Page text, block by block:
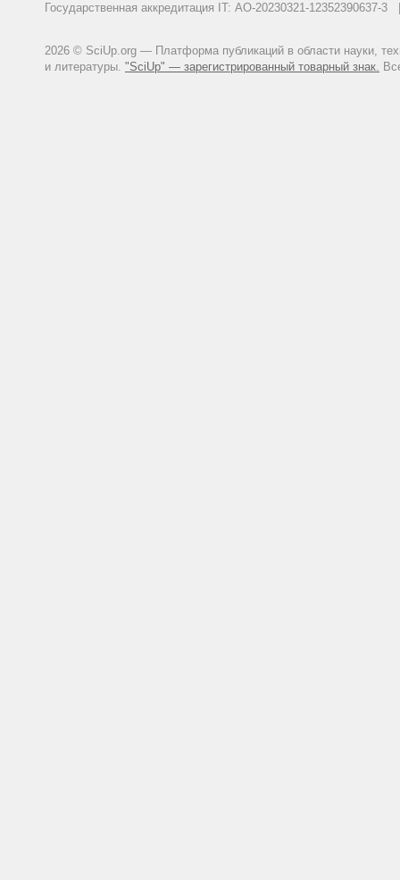
Государственная аккредитация IT: АО-20230321-
2026 © SciUp.org — Платформа публикаций в области науки,
и литературы. "SciUp" — зарегистрированный товарный знак.